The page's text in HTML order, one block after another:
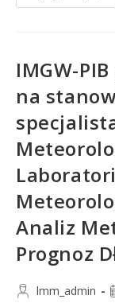
IMGW-
na
Analiz
Prognoz
lmm_admin